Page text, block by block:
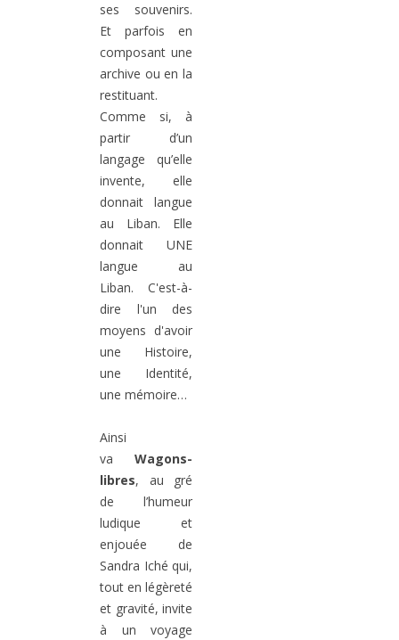
ses souvenirs.
Et parfois en
composant une
archive ou en la
restituant.
Comme si, à
partir d’un
langage qu’elle
invente, elle
donnait langue
au Liban. Elle
donnait UNE
langue au
Liban. C'est-à-
dire l'un des
moyens d'avoir
une Histoire,
une Identité,
une mémoire…
Ainsi
va Wagons-
libres, au gré
de l’humeur
ludique et
enjouée de
Sandra Iché qui,
tout en légèreté
et gravité, invite
à un voyage